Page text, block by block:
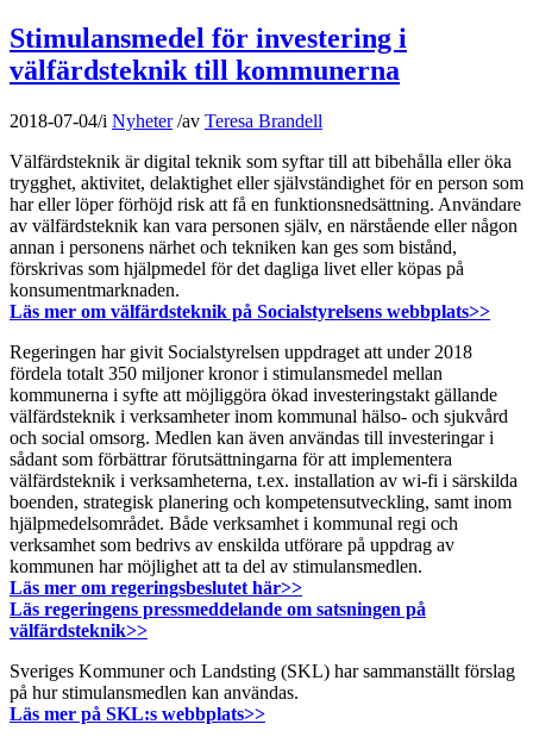
Stimulansmedel för investering i
välfärdsteknik till kommunerna
2018-07-04/i Nyheter /av Teresa Brandell
Välfärdsteknik är digital teknik som syftar till att bibehålla eller öka
trygghet, aktivitet, delaktighet eller självständighet för en person som
har eller löper förhöjd risk att få en funktionsnedsättning. Användare
av välfärdsteknik kan vara personen själv, en närstående eller någon
annan i personens närhet och tekniken kan ges som bistånd,
förskrivas som hjälpmedel för det dagliga livet eller köpas på
konsumentmarknaden.
Läs mer om välfärdsteknik på Socialstyrelsens webbplats>>
Regeringen har givit Socialstyrelsen uppdraget att under 2018
fördela totalt 350 miljoner kronor i stimulansmedel mellan
kommunerna i syfte att möjliggöra ökad investeringstakt gällande
välfärdsteknik i verksamheter inom kommunal hälso- och sjukvård
och social omsorg. Medlen kan även användas till investeringar i
sådant som förbättrar förutsättningarna för att implementera
välfärdsteknik i verksamheterna, t.ex. installation av wi-fi i särskilda
boenden, strategisk planering och kompetensutveckling, samt inom
hjälpmedelsområdet. Både verksamhet i kommunal regi och
verksamhet som bedrivs av enskilda utförare på uppdrag av
kommunen har möjlighet att ta del av stimulansmedlen.
Läs mer om regeringsbeslutet här>>
Läs regeringens pressmeddelande om satsningen på
välfärdsteknik>>
Sveriges Kommuner och Landsting (SKL) har sammanställt förslag
på hur stimulansmedlen kan användas.
Läs mer på SKL:s webbplats>>